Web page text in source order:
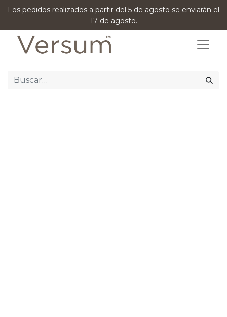
Los pedidos realizados a partir del 5 de agosto se enviarán el
17 de agosto.